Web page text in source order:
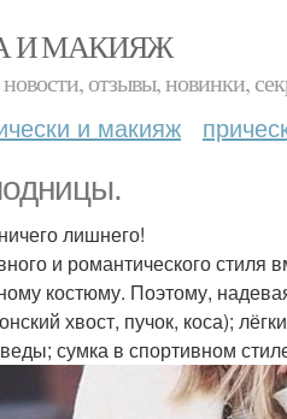
И МАКИЯЖ
отзывы, новинки,
и макияж
лишнего!
и романтического
костюму. Поэтому,
хвост, пучок, коса);
сумка в спортивном